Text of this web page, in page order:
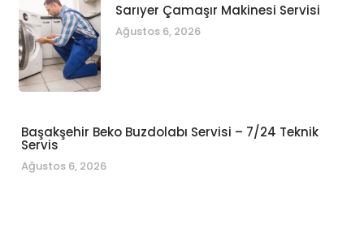
Sarıyer Çamaşır Makinesi Servisi
Ağustos 6, 2026
Başakşehir Beko Buzdolabı Servisi – 7/24 Teknik
Servis
Ağustos 6, 2026